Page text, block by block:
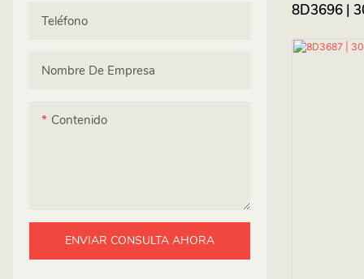
Teléfono
Nombre De Empresa
Contenido
ENVIAR CONSULTA AHORA
8D3696 |